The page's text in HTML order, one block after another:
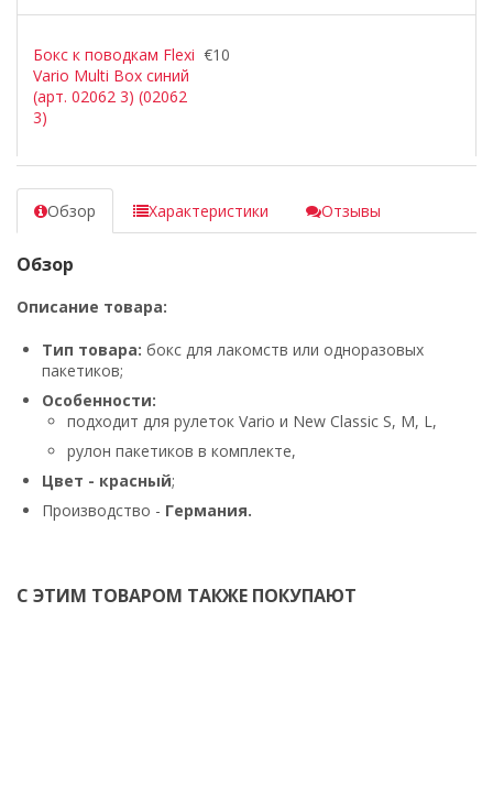
Бокс к поводкам Flexi
Vario Multi Box синий
(арт. 02062 3) (02062
3)
€10
Обзор Характеристики Отзывы
Обзор
Описание товара:
Тип товара: бокс для лакомств или одноразовых
пакетиков;
Особенности:
подходит для рулеток Vario и New Classic S, M, L,
рулон пакетиков в комплекте,
Цвет - красный;
Производство - Германия.
С ЭТИМ ТОВАРОМ ТАКЖЕ ПОКУПАЮТ